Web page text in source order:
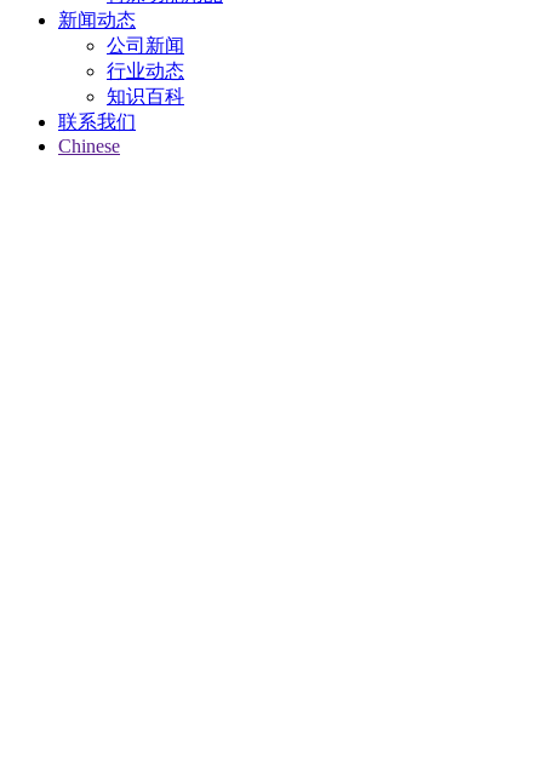
新闻动态
公司新闻
行业动态
知识百科
联系我们
Chinese